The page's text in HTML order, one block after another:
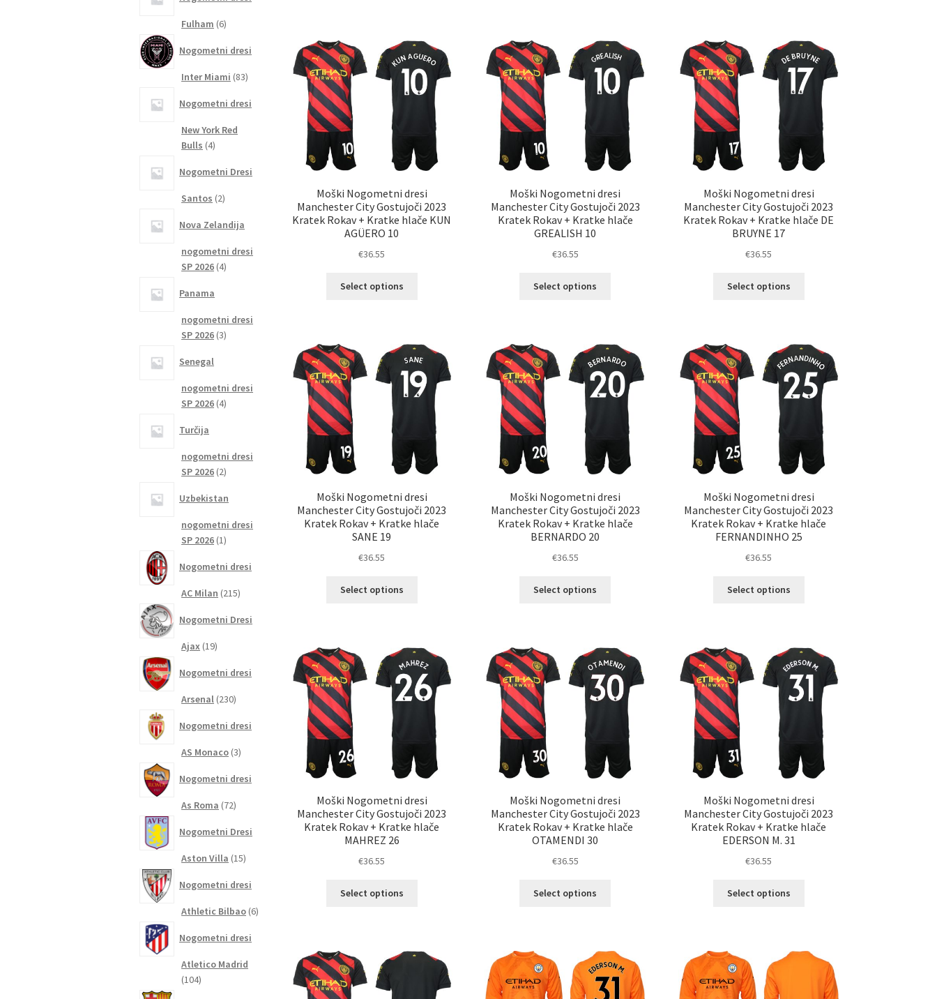
različic.
Možnosti
lahko
izberete
na
strani
izdelka
različic.
Možnosti
lahko
izberete
strani
izdelka
različic.
Možnosti
lahko
izberete
strani
izdelka
Moški Nogometni dresi
Manchester City Gostujoči 2023
Kratek Rokav + Kratke hlače KUN
AGÜERO 10
€36.55
Select options
različic.
Možnosti
lahko
izberete
strani
izdelka
Moški Nogometni dresi
Manchester City Gostujoči 2023
Kratek Rokav + Kratke hlače
GREALISH 10
€36.55
Select options
različic.
Možnosti
lahko
izberete
strani
izdelka
Moški Nogometni dresi
Manchester City Gostujoči 2023
Kratek Rokav + Kratke hlače DE
BRUYNE 17
€36.55
Select options
različic.
Možnosti
lahko
izberete
na
strani
izdelka
Moški Nogometni dresi
Manchester City Gostujoči 2023
Kratek Rokav + Kratke hlače
SANE 19
€36.55
Select options
različic.
Možnosti
lahko
izberete
strani
izdelka
Moški Nogometni dresi
Manchester City Gostujoči 2023
Kratek Rokav + Kratke hlače
BERNARDO 20
€36.55
Select options
različic.
Možnosti
lahko
izberete
strani
izdelka
Moški Nogometni dresi
Manchester City Gostujoči 2023
Kratek Rokav + Kratke hlače
FERNANDINHO 25
€36.55
Select options
različic.
Možnosti
lahko
izberete
na
strani
izdelka
Moški Nogometni dresi
Manchester City Gostujoči 2023
Kratek Rokav + Kratke hlače
MAHREZ 26
€36.55
Select options
različic.
Možnosti
izberete
Moški Nogometni dresi
Manchester City Gostujoči 2023
Kratek Rokav + Kratke hlače
OTAMENDI 30
€36.55
Select options
različic.
Možnosti
lahko
izberete
Moški Nogometni dresi
Manchester City Gostujoči 2023
Kratek Rokav + Kratke hlače
EDERSON M. 31
€36.55
Select options
različic.
Možnosti
lahko
izberete
Fulham 66
Nogometni dresi
Inter Miami 8383
Nogometni dresi
New York Red
Bulls 44
Nogometni Dresi
Santos 22
Nova Zelandija
nogometni dresi
SP 2026 44
Panama
nogometni dresi
SP 2026 33
Senegal
nogometni dresi
SP 2026 44
Turčija
nogometni dresi
SP 2026 22
Uzbekistan
nogometni dresi
SP 2026 11
Nogometni dresi
AC Milan 215215
Nogometni Dresi
Ajax 1919
Nogometni dresi
Arsenal 230230
Nogometni dresi
AS Monaco 33
Nogometni dresi
As Roma 7272
Nogometni Dresi
Aston Villa 1515
Nogometni dresi
Athletic Bilbao 66
Nogometni dresi
Atletico Madrid
104104